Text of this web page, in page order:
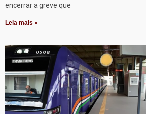
encerrar a greve que
Leia mais »